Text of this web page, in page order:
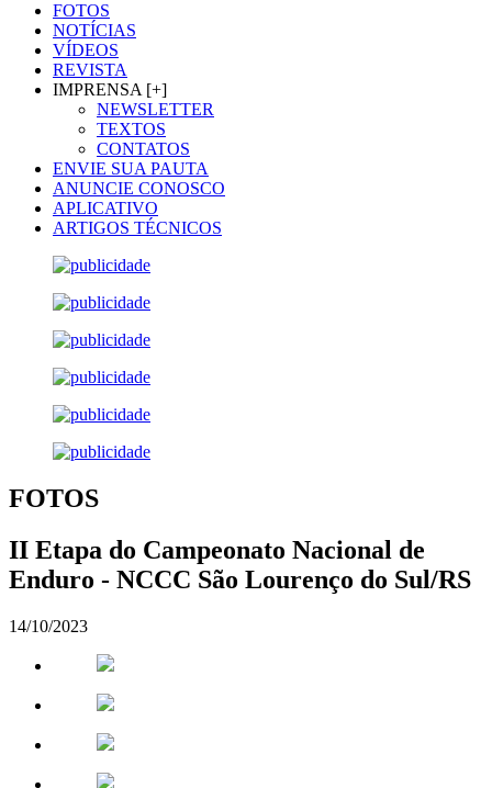
FOTOS
NOTÍCIAS
VÍDEOS
REVISTA
IMPRENSA [+]
NEWSLETTER
TEXTOS
CONTATOS
ENVIE SUA PAUTA
ANUNCIE CONOSCO
APLICATIVO
ARTIGOS TÉCNICOS
FOTOS
II Etapa do Campeonato Nacional de
Enduro - NCCC São Lourenço do Sul/RS
14/10/2023